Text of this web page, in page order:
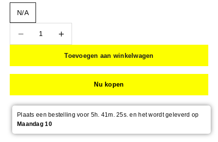
N/A
Toevoegen aan winkelwagen
Nu kopen
Plaats een bestelling voor 5h. 41m. 25s. en het wordt geleverd op
Maandag 10